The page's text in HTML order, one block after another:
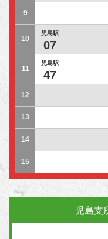
9
10
児島駅
07
11
児島駅
47
12
13
14
15
児島支